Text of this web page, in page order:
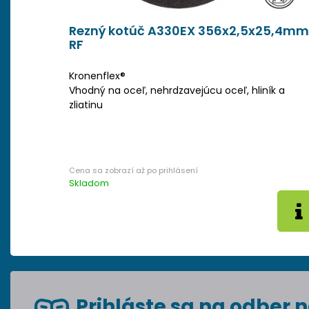
Rezný kotúč A330EX 356x2,5x25,4mm
RF
Kronenflex®
Vhodný na oceľ, nehrdzavejúcu oceľ, hliník a
zliatinu
Skladom